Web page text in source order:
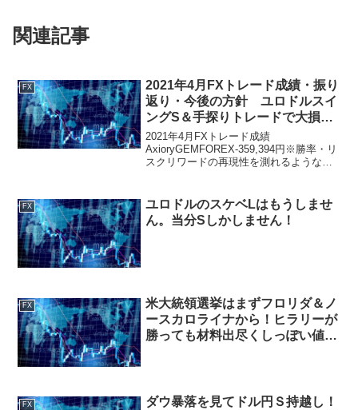
関連記事
FX
2021年4月FXトレード成績・振り
返り・今後の方針 ユロドルスイ
ングS＆手探りトレードで大損！
ただ手探りの方針は変わらず
2021年4月FXトレード成績
AxioryGEMFOREX-359,394円※勝率・リ
スクリワードの再現性を測れるような内
ドの損失は省いてるので若干誤差があり
ます...
FX
ユロドルのスケベLはもうしませ
ん。当分Sしかしません！
FX
米大統領選挙はまずフロリダ＆ノ
ースカロライナから！ヒラリーが
勝っても材料出尽くしっぽい値動
FX
ダウ暴落を見てドル円Ｓ持越し！